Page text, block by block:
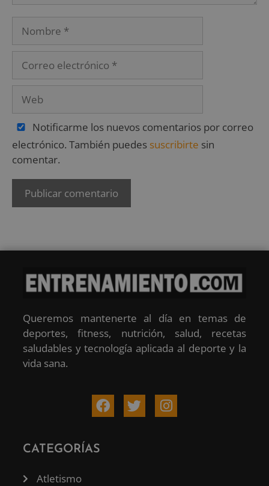
Notificarme los nuevos comentarios por correo
electrónico. También puedes suscribirte sin
comentar.
Queremos mantenerte al día en temas de
deportes, fitness, nutrición, salud, recetas
saludables y tecnología aplicada al deporte y la
vida sana.
CATEGORÍAS
Atletismo